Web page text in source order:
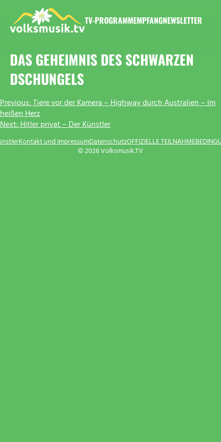
Inhalt
springen
TV-PROGRAMMEMPFANGNEWSLETTER
DAS GEHEIMNIS DES SCHWARZEN
DSCHUNGELS
BEITRAGSNAVIGATION
Previous:Tiere vor der Kamera – Highway durch Australien – Im
heißen Herz
Next:Hitler privat – Der Künstler
© 2026 Volksmusik.TV
Kontakt und ImpressumDatenschutzOFFIZIELLE